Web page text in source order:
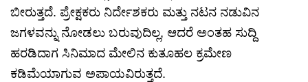
ಬೀರುತ್ತದೆ. ಪ್ರೇಕ್ಷಕರು ನಿರ್ದೇಶಕರು ಮತ್ತು ನಟನ ನಡುವಿನ
ಜಗಳವನ್ನು ನೋಡಲು ಬರುವುದಿಲ್ಲ, ಆದರೆ ಅಂತಹ ಸುದ್ದಿ
ಹರಡಿದಾಗ ಸಿನಿಮಾದ ಮೇಲಿನ ಕುತೂಹಲ ಕ್ರಮೇಣ
ಕಡಿಮೆಯಾಗುವ ಅಪಾಯವಿರುತ್ತದೆ.